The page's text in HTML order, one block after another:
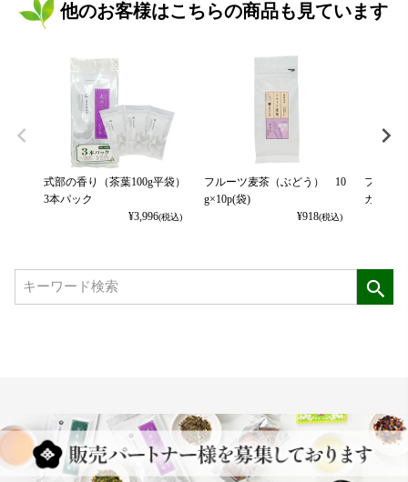
他のお客様はこちらの商品も見ています
式部の香り（茶葉100g平袋）
3本パック
¥3,996(税込)
フルーツ麦茶（ぶどう） 10
g×10p(袋)
¥918(税込)
フルー
カット